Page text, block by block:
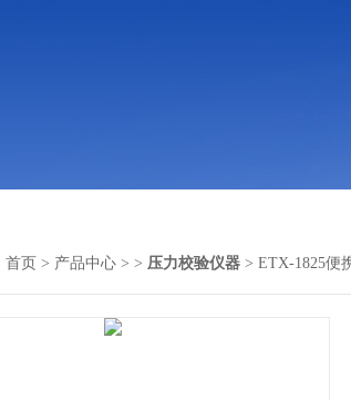
首页 > 产品中心 > > 压力校验仪器 > ETX-1825便